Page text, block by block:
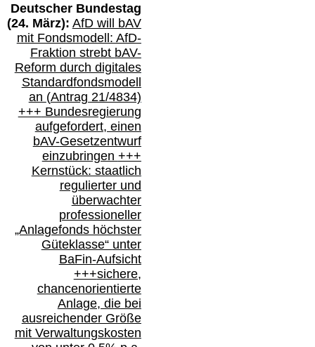
Deutscher Bundestag
(24. März): AfD will bAV
mit Fondsmodell: AfD-
Fraktion strebt bAV-
Reform durch digitales
Standardfondsmodell
an (Antrag 21/4834)
+++ Bundesregierung
aufgefordert, einen
bAV-Gesetzentwurf
einzubringen +++
Kernstück: staatlich
regulierter und
überwachter
professioneller
„Anlagefonds höchster
Güteklasse“ unter
BaFin-Aufsicht
+++sichere,
chancenorientierte
Anlage, die bei
ausreichender Größe
mit Verwaltungskosten